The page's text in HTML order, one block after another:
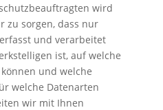
wird
zu sorgen, dass nur
und verarbeitet
ist, auf welche
und welche
welche Datenarten
wir mit Ihnen